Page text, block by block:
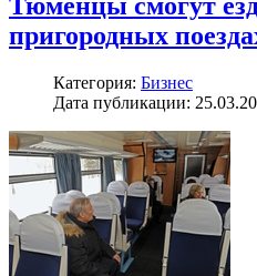
Тюменцы смогут
пригородных
Категория: Бизнес
Дата публикации: